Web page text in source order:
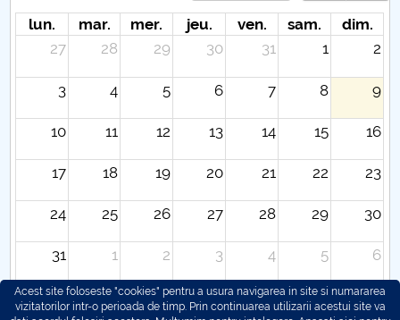
lun. mar. mer. jeu. ven. sam.
dim.
27
28 29 30 31 1 2
3 4 5 6 7 8 9
10 11 12 13 14 15 16
17 18 19 20 21 22 23
24 25 26 27 28 29 30
31 1 2 3 4 5 6
Acest site foloseste "cookies" pentru a usura navigarea in site si numararea
vizitatorilor intr-o perioada de timp. Prin continuarea utilizarii acestui site va